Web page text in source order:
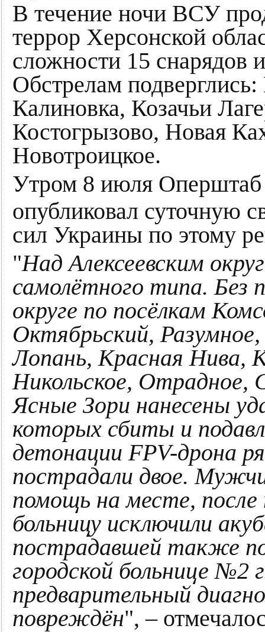
В течение ночи ВСУ
террор Херсонской
сложности 15 снарядов
Обстрелам
Калиновка, Козачьи
Костогрызово, Новая
Новотроицкое.
Утром 8 июля Оперштаб
опубликовал суточную
сил Украины по этому
"Над Алексеевским
самолётного типа. Без
округе по посёлкам
Октябрьский, Разумное,
Лопань, Красная Нива,
Никольское, Отрадное,
Ясные Зори нанесены
которых сбиты и
детонации FPV-дрона
пострадали двое.
помощь на месте,
больницу исключили
пострадавшей также
городской больнице №2
предварительный
повреждён", –